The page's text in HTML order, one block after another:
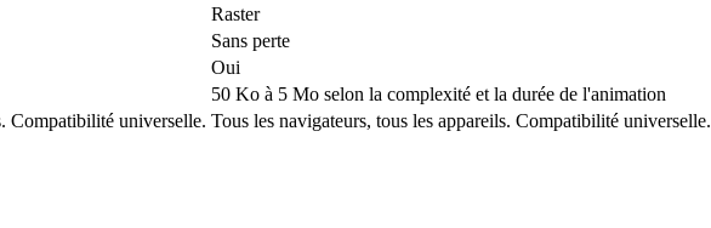
Raster
Sans perte
Oui
50 Ko à 5 Mo selon la complexité et la durée de l'animation
Compatibilité universelle. Tous les navigateurs, tous les appareils. Compatibilité universelle.